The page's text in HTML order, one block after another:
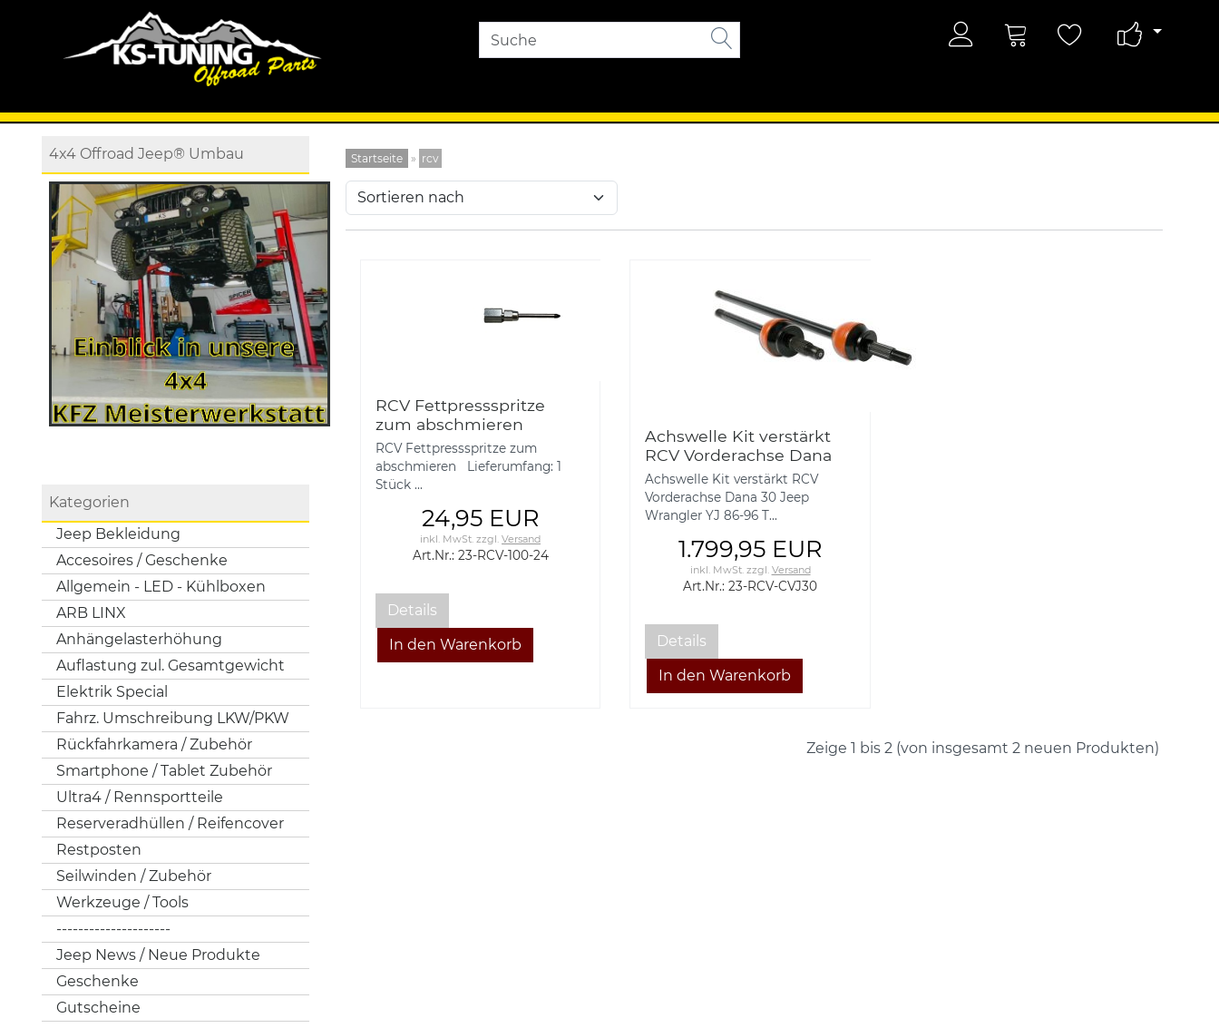
4x4 Offroad Jeep® Umbau
Kategorien
Jeep Bekleidung
Accesoires / Geschenke
Allgemein - LED - Kühlboxen
ARB LINX
Anhängelasterhöhung
Auflastung zul. Gesamtgewicht
Elektrik Special
Fahrz. Umschreibung LKW/PKW
Rückfahrkamera / Zubehör
Smartphone / Tablet Zubehör
Ultra4 / Rennsportteile
Reserveradhüllen / Reifencover
Restposten
Seilwinden / Zubehör
Werkzeuge / Tools
---------------------
Jeep News / Neue Produkte
Geschenke
Gutscheine
Startseite » rcv
RCV Fettpressspritze
zum abschmieren
RCV Fettpressspritze zum
abschmieren Lieferumfang: 1
Stück ...
24,95 EUR
inkl. MwSt. zzgl.Versand
Art.Nr.: 23-RCV-100-24
Details
Achswelle Kit verstärkt
RCV Vorderachse Dana
30 Jeep Wrangler YJ 86-
96 TJ LJ 97-06 Cherokee
XJ 85-02 Grand Cherokee
Achswelle Kit verstärkt RCV
Vorderachse Dana 30 Jeep
Wrangler YJ 86-96 T...
1.799,95 EUR
inkl. MwSt.zzgl. Versand
Art.Nr.: 23-RCV-CVJ30
Details
Zeige1 bis2 (von insgesamt2 neuen Produkten)